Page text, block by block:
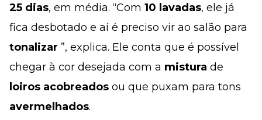
25 dias, em média. “Com 10 lavadas, ele já
fica desbotado e aí é preciso vir ao salão para
tonalizar ”, explica. Ele conta que é possível
chegar à cor desejada com a mistura de
loiros acobreados ou que puxam para tons
avermelhados.